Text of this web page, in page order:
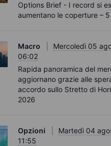
Options Brief - I record si
aumentano le coperture –
Macro
Mercoledì 05
06:02
Rapida panoramica del
aggiornano grazie alle
accordo sullo Stretto di
2026
Opzioni
Martedì 04
11:55